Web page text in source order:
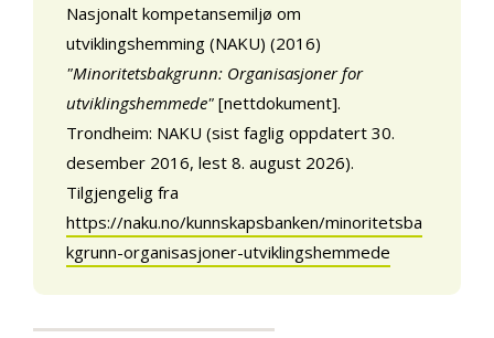
Nasjonalt kompetansemiljø om
utviklingshemming (NAKU) (2016)
"Minoritetsbakgrunn: Organisasjoner for
utviklingshemmede" [nettdokument].
Trondheim: NAKU (sist faglig oppdatert 30.
desember 2016, lest 8. august 2026).
Tilgjengelig fra
https://naku.no/kunnskapsbanken/minoritetsba
kgrunn-organisasjoner-utviklingshemmede